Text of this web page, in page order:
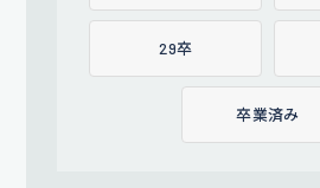
29卒
卒業済み